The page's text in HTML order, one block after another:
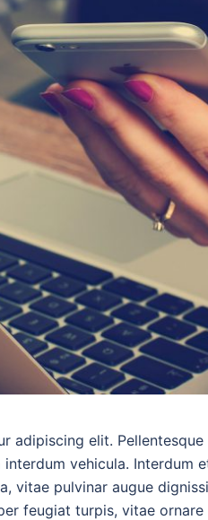
adipiscing elit.
vehicula. Interdum
vitae pulvinar augue
feugiat turpis, vitae